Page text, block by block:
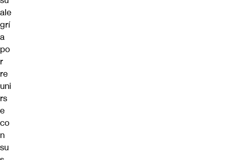
ale
grí
a
po
r
re
uni
rs
e
co
n
su